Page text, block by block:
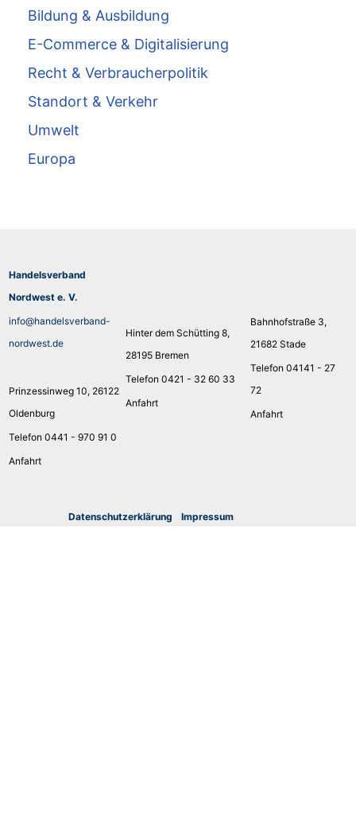
Bildung & Ausbildung
E-Commerce & Digitalisierung
Recht & Verbraucherpolitik
Standort & Verkehr
Umwelt
Europa
Handelsverband
Nordwest e. V.
info@handelsverband-
nordwest.de
Prinzessinweg 10, 26122
Oldenburg
Telefon 0441 - 970 91 0
Anfahrt
Hinter dem Schütting 8,
28195 Bremen
Telefon 0421 - 32 60 33
Anfahrt
Bahnhofstraße 3,
21682 Stade
Telefon 04141 - 27
72
Anfahrt
Datenschutzerklärung Impressum